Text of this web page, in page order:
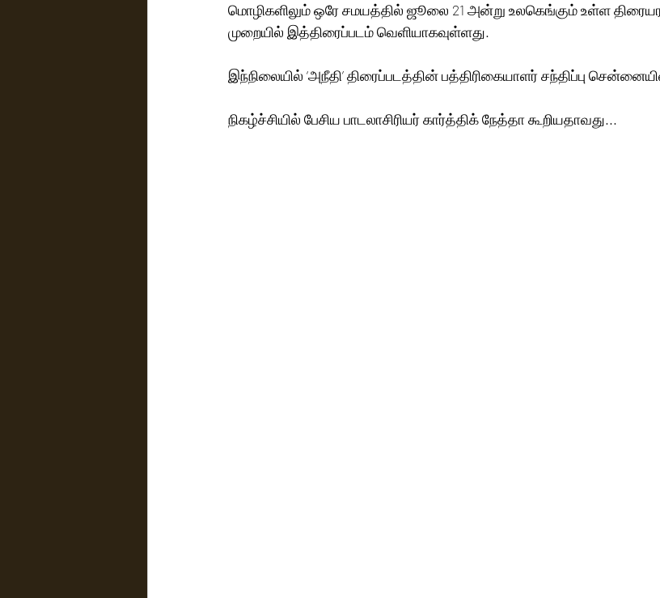
மொழிகளிலும் ஒரே சமயத்தில் ஜூலை 21 அன்று உலகெங்கும் உள்ள
முறையில் இத்திரைப்படம் வெளியாகவுள்ளது.
இந்நிலையில் ‘அநீதி’ திரைப்படத்தின் பத்திரிகையாளர் சந்திப்பு
நிகழ்ச்சியில் பேசிய பாடலாசிரியர் கார்த்திக் நேத்தா கூறியதாவது...